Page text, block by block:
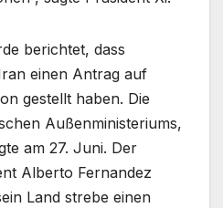
berichtet, dass
einen Antrag auf
gestellt haben. Die
Außenministeriums,
am 27. Juni. Der
Alberto Fernandez
Land strebe einen